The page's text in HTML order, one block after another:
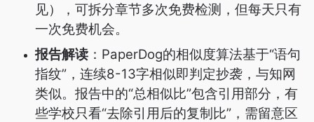
见），可拆分章节多次免费检测，但每天只有
一次免费机会。
报告解读 ：PaperDog的相似度算法基于“语句
指纹”，连续8-13字相似即判定抄袭，与知网
类似。报告中的“总相似比”包含引用部分，有
些学校只看“去除引用后的复制比”，需留意区